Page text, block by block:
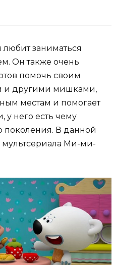
заниматься
Он также очень
помочь своим
и другими мишками,
местам и помогает
у него есть чему
поколения. В данной
мультсериала Ми-ми-